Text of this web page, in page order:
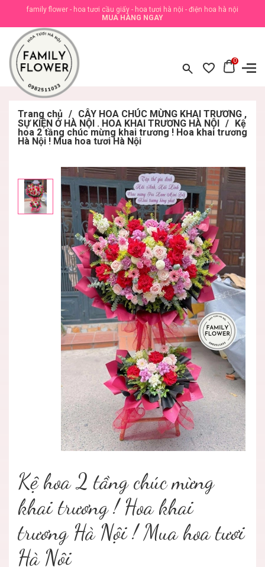
family flower - hoa tươi cầu giấy - hoa tươi hà nội - điện hoa hà nội
MUA HÀNG NGAY
0
Trang chủ / CÂY HOA CHÚC MỪNG KHAI TRƯƠNG ,
SỰ KIỆN Ở HÀ NỘI . HOA KHAI TRƯƠNG HÀ NỘI / Kệ
hoa 2 tầng chúc mừng khai trương ! Hoa khai trương
Hà Nội ! Mua hoa tươi Hà Nội
Kệ hoa 2 tầng chúc mừng
khai trương ! Hoa khai
trương Hà Nội ! Mua hoa tươi
Hà Nội